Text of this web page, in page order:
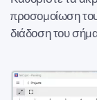
προσομοίωση
διάδοση του